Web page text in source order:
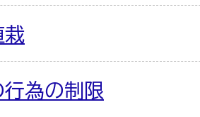
栽
為の制限